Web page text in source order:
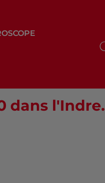
dans l'Indre.